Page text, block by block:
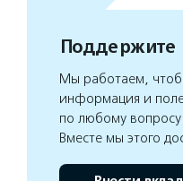
Поддержите
Мы работаем,
информация и
по любому вопросу
Вместе мы этого